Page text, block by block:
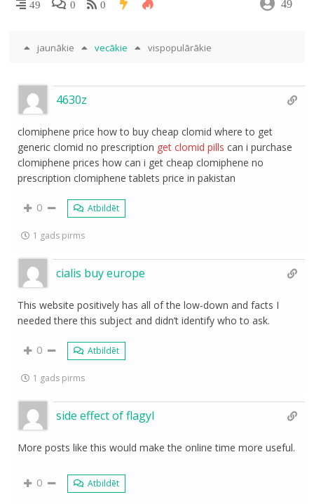
49 0 0 49
jaunākie vecākie vispopulārākie
4630z
clomiphene price how to buy cheap clomid where to get
generic clomid no prescription get clomid pills can i purchase
clomiphene prices how can i get cheap clomiphene no
prescription clomiphene tablets price in pakistan
0 Atbildēt
1 gads pirms
cialis buy europe
This website positively has all of the low-down and facts I
needed there this subject and didn’t identify who to ask.
0 Atbildēt
1 gads pirms
side effect of flagyl
More posts like this would make the online time more useful.
0 Atbildēt